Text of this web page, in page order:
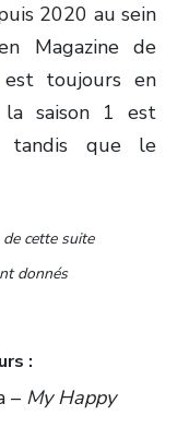
2020 au sein
Magazine de
est toujours en
la saison 1 est
que le
cette suite
donnés
:
– My Happy